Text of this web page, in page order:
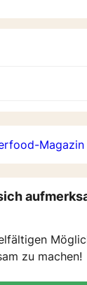
zu machen!